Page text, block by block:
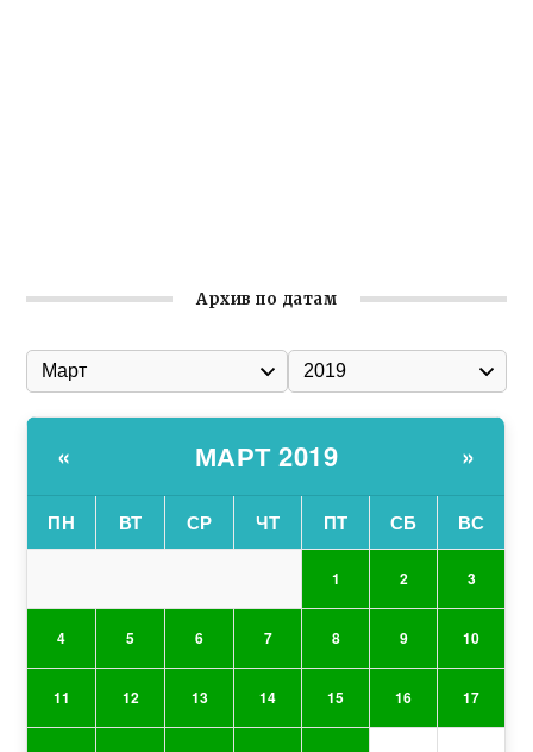
Архив по датам
« МАРТ 2019 »
ПН ВТ СР ЧТ ПТ СБ ВС
1 2 3
4 5 6 7 8 9 10
11 12 13 14 15 16 17